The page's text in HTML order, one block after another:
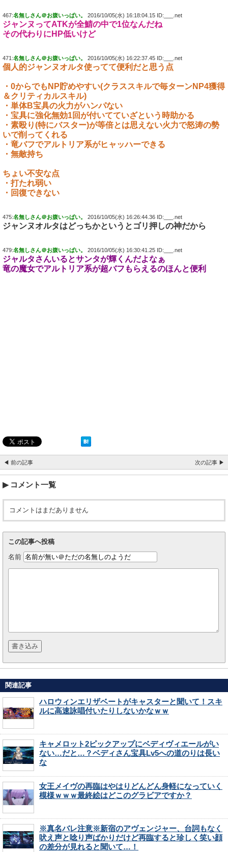
467:名無しさん＠お腹いっぱい。 2016/10/05(水) 16:18:04.15 ID:___.net
ジャンヌってATKが全鯖の中で1位なんだね
その代わりにHP低いけど
471:名無しさん＠お腹いっぱい。 2016/10/05(水) 16:22:37.45 ID:___.net
個人的ジャンヌオルタ使ってて便利だと思う点
・0からでもNP貯めやすい(クラススキルで毎ターンNP4獲得
＆クリティカルスキル)
・単体B宝具の火力がハンパない
・宝具に強化無効1回が付いてていざという時助かる
・素殴り(特にバスター)が等倍とは思えない火力で怒涛の勢
いで削ってくれる
・竜バフでアルトリア系がヒャッハーできる
・無敵持ち
ちょい不安な点
・打たれ弱い
・回復できない
475:名無しさん＠お腹いっぱい。 2016/10/05(水) 16:26:44.36 ID:___.net
ジャンヌオルタはどっちかというとゴリ押しの神だから
479:名無しさん＠お腹いっぱい。 2016/10/05(水) 16:30:41.25 ID:___.net
ジャルタさんいるとサンタが輝くんだよなぁ
竜の魔女でアルトリア系が超バフもらえるのほんと便利
◀ 前の記事 次の記事 ▶
コメント一覧
コメントはまだありません
この記事へ投稿
名前
関連記事
ハロウィンエリザベートがキャスターと聞いて！スキ
ルに高速詠唱付いたりしないかなｗｗ
キャメロット2ピックアップにベディヴィエールがい
ない…だと…？ベディさん宝具Lv5への道のりは長い
な
女王メイヴの再臨はやはりどんどん身軽になっていく
模様ｗｗｗ最終絵はどこのグラビアですか？
※真名バレ注意※新宿のアヴェンジャー、台詞もなく
吠え声と唸り声ばかりだけど再臨すると珍しく笑い顔
の差分が見れると聞いて…！